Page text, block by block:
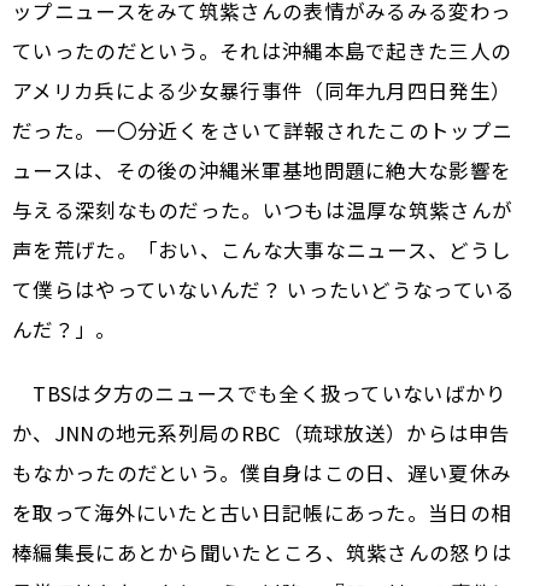
ップニュースをみて筑紫さんの表情がみるみる変わっ
ていったのだという。それは沖縄本島で起きた三人の
アメリカ兵による少女暴行事件（同年九月四日発生）
だった。一〇分近くをさいて詳報されたこのトップニ
ュースは、その後の沖縄米軍基地問題に絶大な影響を
与える深刻なものだった。いつもは温厚な筑紫さんが
声を荒げた。「おい、こんな大事なニュース、どうし
て僕らはやっていないんだ？ いったいどうなっている
んだ？」。
TBSは夕方のニュースでも全く扱っていないばかり
か、JNNの地元系列局のRBC（琉球放送）からは申告
もなかったのだという。僕自身はこの日、遅い夏休み
を取って海外にいたと古い日記帳にあった。当日の相
棒編集長にあとから聞いたところ、筑紫さんの怒りは